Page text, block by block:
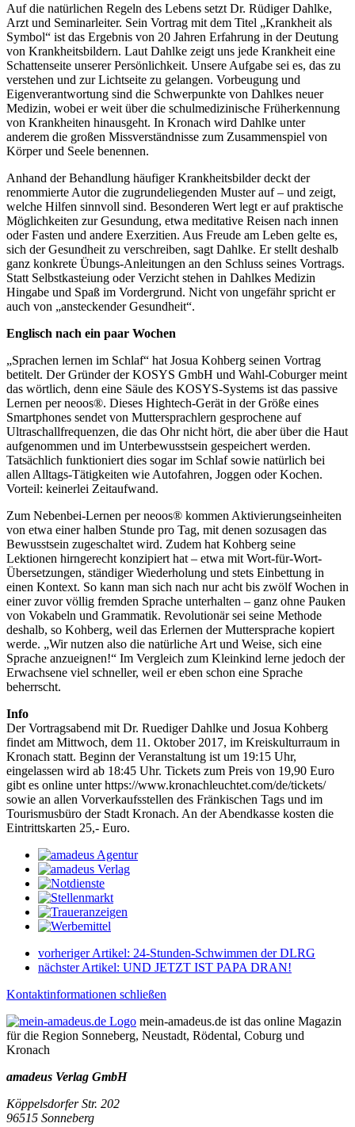
Auf die natürlichen Regeln des Lebens setzt Dr. Rüdiger Dahlke,
Arzt und Seminarleiter. Sein Vortrag mit dem Titel „Krankheit als
Symbol“ ist das Ergebnis von 20 Jahren Erfahrung in der Deutung
von Krankheitsbildern. Laut Dahlke zeigt uns jede Krankheit eine
Schattenseite unserer Persönlichkeit. Unsere Aufgabe sei es, das zu
verstehen und zur Lichtseite zu gelangen. Vorbeugung und
Eigenverantwortung sind die Schwerpunkte von Dahlkes neuer
Medizin, wobei er weit über die schulmedizinische Früherkennung
von Krankheiten hinausgeht. In Kronach wird Dahlke unter
anderem die großen Missverständnisse zum Zusammenspiel von
Körper und Seele benennen.
Anhand der Behandlung häufiger Krankheitsbilder deckt der
renommierte Autor die zugrundeliegenden Muster auf – und zeigt,
welche Hilfen sinnvoll sind. Besonderen Wert legt er auf praktische
Möglichkeiten zur Gesundung, etwa meditative Reisen nach innen
oder Fasten und andere Exerzitien. Aus Freude am Leben gelte es,
sich der Gesundheit zu verschreiben, sagt Dahlke. Er stellt deshalb
ganz konkrete Übungs-Anleitungen an den Schluss seines Vortrags.
Statt Selbstkasteiung oder Verzicht stehen in Dahlkes Medizin
Hingabe und Spaß im Vordergrund. Nicht von ungefähr spricht er
auch von „ansteckender Gesundheit“.
Englisch nach ein paar Wochen
„Sprachen lernen im Schlaf“ hat Josua Kohberg seinen Vortrag
betitelt. Der Gründer der KOSYS GmbH und Wahl-Coburger meint
das wörtlich, denn eine Säule des KOSYS-Systems ist das passive
Lernen per neoos®. Dieses Hightech-Gerät in der Größe eines
Smartphones sendet von Muttersprachlern gesprochene auf
Ultraschallfrequenzen, die das Ohr nicht hört, die aber über die Haut
aufgenommen und im Unterbewusstsein gespeichert werden.
Tatsächlich funktioniert dies sogar im Schlaf sowie natürlich bei
allen Alltags-Tätigkeiten wie Autofahren, Joggen oder Kochen.
Vorteil: keinerlei Zeitaufwand.
Zum Nebenbei-Lernen per neoos® kommen Aktivierungseinheiten
von etwa einer halben Stunde pro Tag, mit denen sozusagen das
Bewusstsein zugeschaltet wird. Zudem hat Kohberg seine
Lektionen hirngerecht konzipiert hat – etwa mit Wort-für-Wort-
Übersetzungen, ständiger Wiederholung und stets Einbettung in
einen Kontext. So kann man sich nach nur acht bis zwölf Wochen in
einer zuvor völlig fremden Sprache unterhalten – ganz ohne Pauken
von Vokabeln und Grammatik. Revolutionär sei seine Methode
deshalb, so Kohberg, weil das Erlernen der Muttersprache kopiert
werde. „Wir nutzen also die natürliche Art und Weise, sich eine
Sprache anzueignen!“ Im Vergleich zum Kleinkind lerne jedoch der
Erwachsene viel schneller, weil er eben schon eine Sprache
beherrscht.
Info
Der Vortragsabend mit Dr. Ruediger Dahlke und Josua Kohberg
findet am Mittwoch, dem 11. Oktober 2017, im Kreiskulturraum in
Kronach statt. Beginn der Veranstaltung ist um 19:15 Uhr,
eingelassen wird ab 18:45 Uhr. Tickets zum Preis von 19,90 Euro
gibt es online unter https://www.kronachleuchtet.com/de/tickets/
sowie an allen Vorverkaufsstellen des Fränkischen Tags und im
Tourismusbüro der Stadt Kronach. An der Abendkasse kosten die
Eintrittskarten 25,- Euro.
vorheriger Artikel: 24-Stunden-Schwimmen der DLRG
nächster Artikel: UND JETZT IST PAPA DRAN!
Kontaktinformationen schließen
mein-amadeus.de ist das online Magazin
für die Region Sonneberg, Neustadt, Rödental, Coburg und
Kronach
amadeus Verlag GmbH
Köppelsdorfer Str. 202
96515 Sonneberg